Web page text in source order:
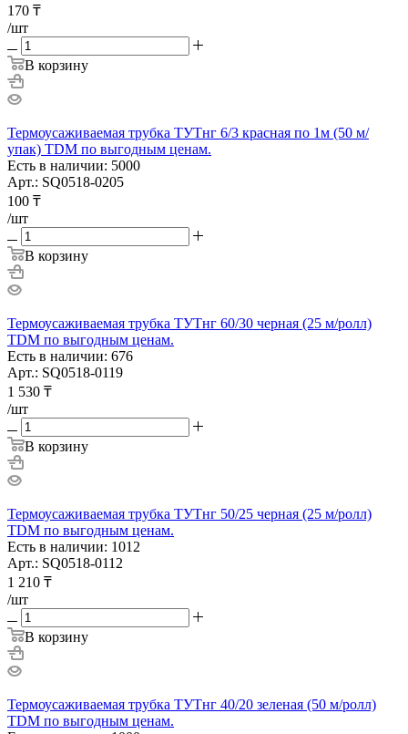
170 ₸
/шт
В корзину
Термоусаживаемая трубка ТУТнг 6/3 красная по 1м (50 м/
упак) TDM по выгодным ценам.
Есть в наличии: 5000
Арт.: SQ0518-0205
100 ₸
/шт
В корзину
Термоусаживаемая трубка ТУТнг 60/30 черная (25 м/ролл)
TDM по выгодным ценам.
Есть в наличии: 676
Арт.: SQ0518-0119
1 530 ₸
/шт
В корзину
Термоусаживаемая трубка ТУТнг 50/25 черная (25 м/ролл)
TDM по выгодным ценам.
Есть в наличии: 1012
Арт.: SQ0518-0112
1 210 ₸
/шт
В корзину
Термоусаживаемая трубка ТУТнг 40/20 зеленая (50 м/ролл)
TDM по выгодным ценам.